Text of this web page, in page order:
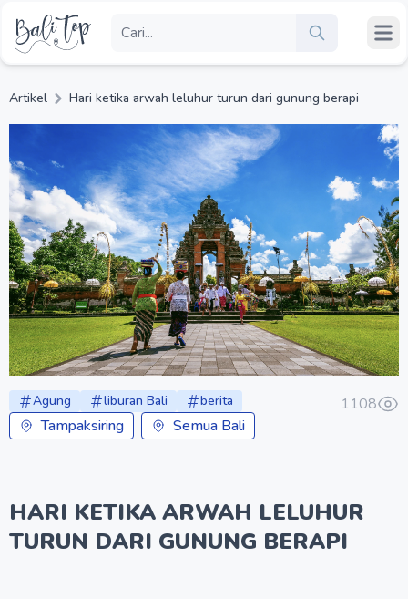
Artikel Hari ketika arwah leluhur turun dari gunung berapi
Agung liburan Bali berita
Tampaksiring Semua Bali
1108
HARI KETIKA ARWAH LELUHUR
TURUN DARI GUNUNG BERAPI